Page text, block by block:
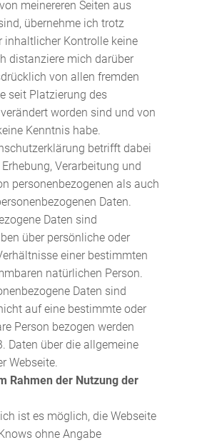
meinereren Seiten aus
übernehme ich trotz
inhaltlicher Kontrolle keine
distanziere mich darüber
von allen fremden
seit Platzierung des
worden sind und von
Kenntnis habe.
betrifft dabei
Verarbeitung und
personenbezogenen als auch
Daten.
Daten sind
über persönliche oder
einer bestimmten
natürlichen Person.
Daten sind
auf eine bestimmte oder
Person bezogen werden
Daten über die allgemeine
Webseite.
Rahmen der Nutzung der
ist es möglich, die Webseite
ohne Angabe